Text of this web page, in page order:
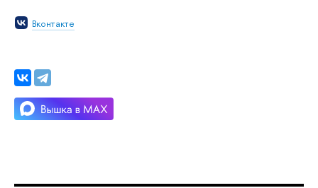
Вконтакте